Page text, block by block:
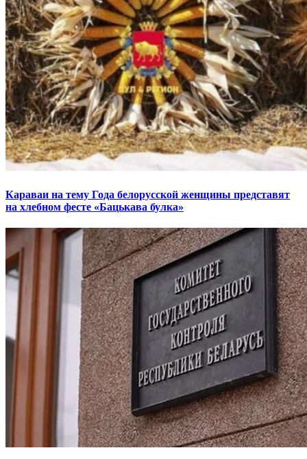
Караваи на тему Года белорусской женщины представят
на хлебном фесте «Бацькава булка»